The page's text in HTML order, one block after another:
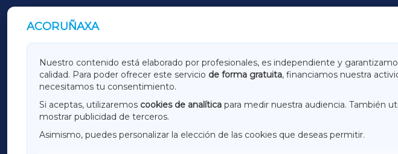
ACORUÑAXA
Nuestro contenido está elaborado por profesionales, es independiente y
calidad. Para poder ofrecer este servicio de forma gratuita, financiamos nuestra
necesitamos tu consentimiento.
Si aceptas, utilizaremos cookies de analítica para medir nuestra audiencia. También
mostrar publicidad de terceros.
Asimismo, puedes personalizar la elección de las cookies que deseas permitir.
OUTROS PERIÓDICOS
GALICIAXA LUGOXA
AMARIÑAXA
RIBEIRASACRAXA
OURENSEXA